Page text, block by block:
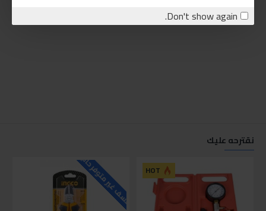
Don't show again.
نقترحه عليك
HOT للاسف غير متوفر حاليا